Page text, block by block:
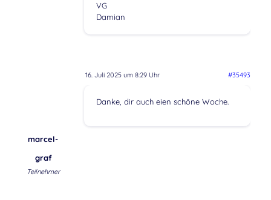
VG
Damian
16. Juli 2025 um 8:29 Uhr #35493
marcel-
graf
Teilnehmer
Danke, dir auch eien schöne Woche.